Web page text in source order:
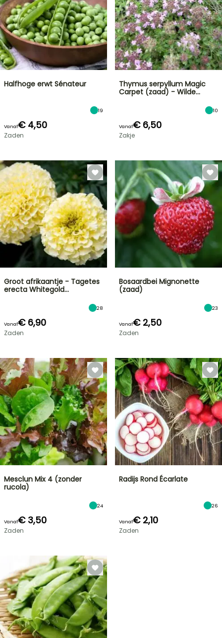
Halfhoge erwt Sénateur
19
Vanaf€ 4,50
Zaden
Thymus serpyllum Magic
Carpet (zaad) - Wilde…
10
Vanaf€ 6,50
Zakje
Groot afrikaantje - Tagetes
erecta Whitegold…
28
Vanaf€ 6,90
Zaden
Bosaardbei Mignonette
(zaad)
23
Vanaf€ 2,50
Zaden
Mesclun Mix 4 (zonder
rucola)
24
Vanaf€ 3,50
Zaden
Radijs Rond Écarlate
26
Vanaf€ 2,10
Zaden